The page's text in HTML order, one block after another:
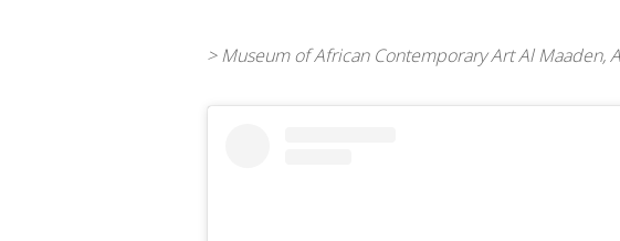
> Museum of African Contemporary Art Al Maaden,